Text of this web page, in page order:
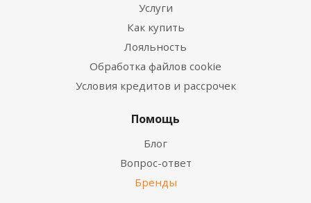
Услуги
Как купить
Лояльность
Обработка файлов cookie
Условия кредитов и рассрочек
Помощь
Блог
Вопрос-ответ
Бренды